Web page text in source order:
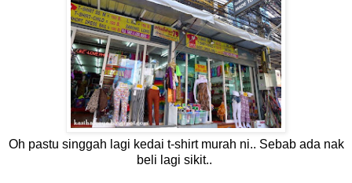
Oh pastu singgah lagi kedai t-shirt murah ni.. Sebab ada nak
beli lagi sikit..